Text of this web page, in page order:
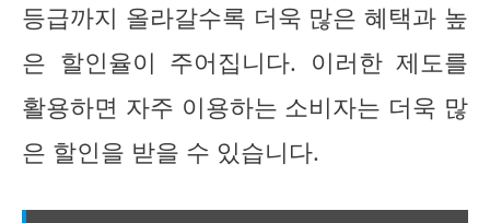
등급까지 올라갈수록 더욱 많은 혜택과 높
은 할인율이 주어집니다. 이러한 제도를
활용하면 자주 이용하는 소비자는 더욱 많
은 할인을 받을 수 있습니다.